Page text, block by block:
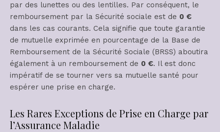
par des lunettes ou des lentilles. Par conséquent, le
remboursement par la Sécurité sociale est de 0 €
dans les cas courants. Cela signifie que toute garantie
de mutuelle exprimée en pourcentage de la Base de
Remboursement de la Sécurité Sociale (BRSS) aboutira
également à un remboursement de 0 €. Il est donc
impératif de se tourner vers sa mutuelle santé pour
espérer une prise en charge.
Les Rares Exceptions de Prise en Charge par
l’Assurance Maladie